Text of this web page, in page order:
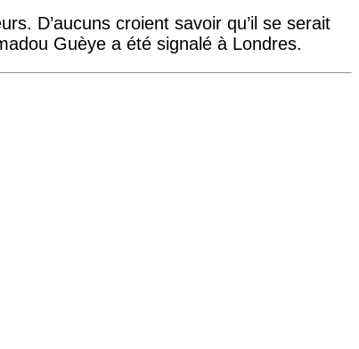
D’aucuns croient savoir qu’il se serait
Guèye a été signalé à Londres.